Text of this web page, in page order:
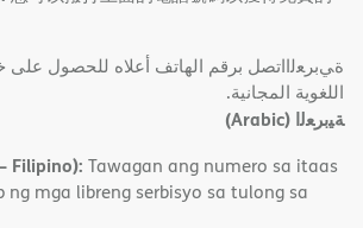
ةﻲﺑﺮﻌﻟااﺗﺼﻞ ﺑﺮﻗﻢ اﻟﮭﺎﺗﻒ أﻋﻼه ﻟﻠﺤﺼﻮل
اﻟﻠﻐﻮﯾﺔ اﻟﻤﺠﺎﻧﯿﺔ.
ﺔﯿﺑﺮﻌﻟا (Arabic)
Filipino): Tawagan ang numero sa itaas
ng mga libreng serbisyo sa tulong sa